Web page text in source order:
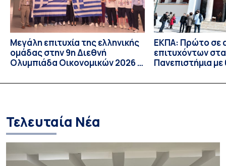
Μεγάλη επιτυχία της ελληνικής
ομάδας στην 9η Διεθνή
Ολυμπιάδα Οικονομικών 2026 –
μετάλλια
ΕΚΠΑ: Πρώτο σε
επιτυχόντων
Πανεπιστήμια
επιλογή για τους
Τελευταία Νέα